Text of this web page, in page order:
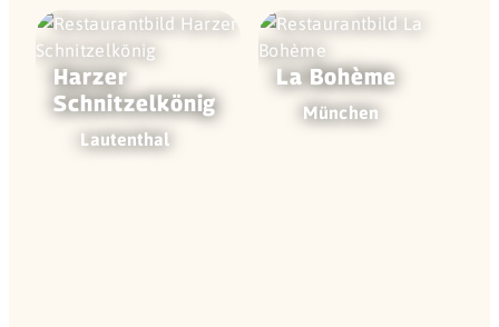
Harzer
Schnitzel­könig
Lautenthal
La Bohème
München